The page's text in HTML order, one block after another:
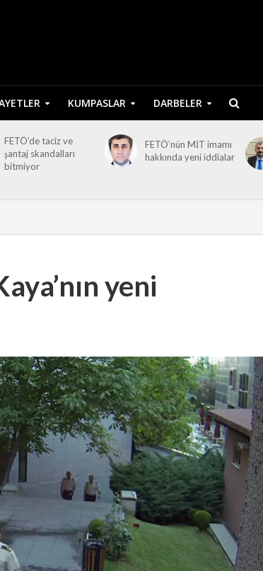
KUMPASLAR DARBELER
FETÖ’de taciz ve
şantaj skandalları
bitmiyor
FETÖ’nün MİT imamı
hakkında yeni iddialar
yeni